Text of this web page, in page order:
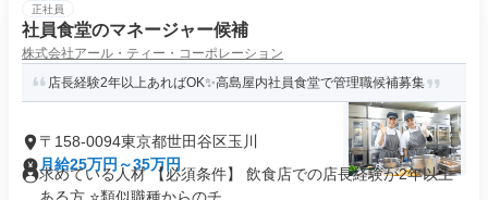
正社員
社員食堂のマネージャー候補
株式会社アール・ティー・コーポレーション
店長経験2年以上あればOK✨高島屋内社員食堂で管理職候補募集
〒158-0094東京都世田谷区玉川
月給25万円～35万円
求めている人材 【必須条件】 飲食店での店長経験が2年以上